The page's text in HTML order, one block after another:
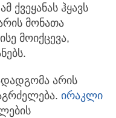
ქვეყანას ჰყავს
მონათა
მოიქცევა,
არის
ირაკლი